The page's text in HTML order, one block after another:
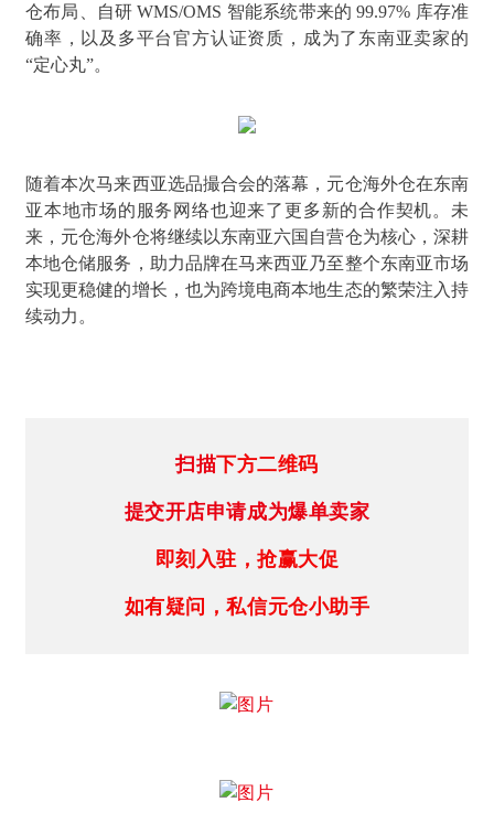
仓布局、自研 WMS/OMS 智能系统带来的 99.97% 库存准
确率，以及多平台官方认证资质，成为了东南亚卖家的
“定心丸”。
随着本次马来西亚选品撮合会的落幕，元仓海外仓在东南
亚本地市场的服务网络也迎来了更多新的合作契机。未
来，元仓海外仓将继续以东南亚六国自营仓为核心，深耕
本地仓储服务，助力品牌在马来西亚乃至整个东南亚市场
实现更稳健的增长，也为跨境电商本地生态的繁荣注入持
续动力。
扫描下方二维码
提交开店申请成为爆单卖家
即刻入驻，抢赢大促
如有疑问，私信元仓小助手